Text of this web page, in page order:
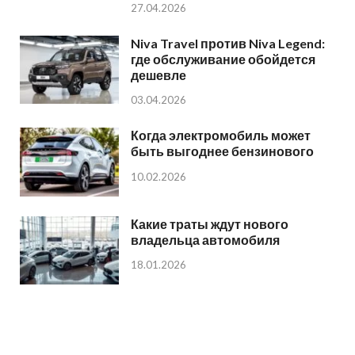
27.04.2026
Niva Travel против Niva Legend:
где обслуживание обойдется
дешевле
03.04.2026
Когда электромобиль может
быть выгоднее бензинового
10.02.2026
Какие траты ждут нового
владельца автомобиля
18.01.2026